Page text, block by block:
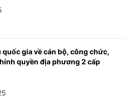
gia về cán bộ, công chức,
quyền địa phương 2 cấp